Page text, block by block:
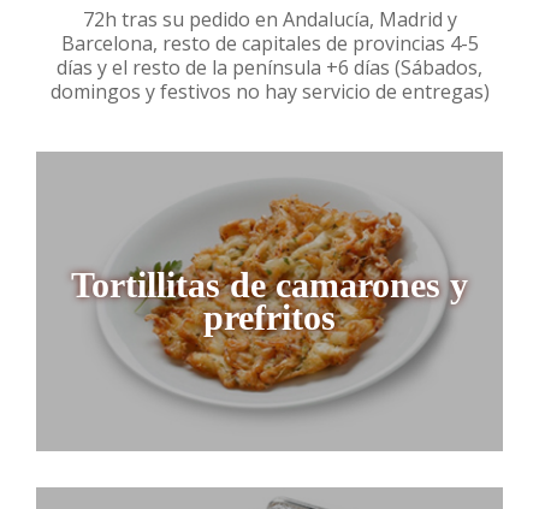
72h tras su pedido en Andalucía, Madrid y
Barcelona, resto de capitales de provincias 4-5
días y el resto de la península +6 días (Sábados,
domingos y festivos no hay servicio de entregas)
Tortillitas de camarones y
prefritos